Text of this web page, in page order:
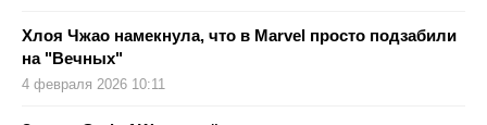
Хлоя Чжао намекнула, что в Marvel просто подзабили
на "Вечных"
4 февраля 2026 10:11